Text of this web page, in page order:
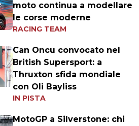
moto continua a modellare
le corse moderne
RACING TEAM
Can Oncu convocato nel
British Supersport: a
Thruxton sfida mondiale
con Oli Bayliss
IN PISTA
MotoGP a Silverstone: chi